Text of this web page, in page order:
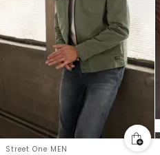
Street One MEN